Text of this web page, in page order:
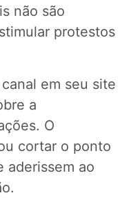
não são
protestos
em seu site
a
O
cortar o ponto
aderissem ao